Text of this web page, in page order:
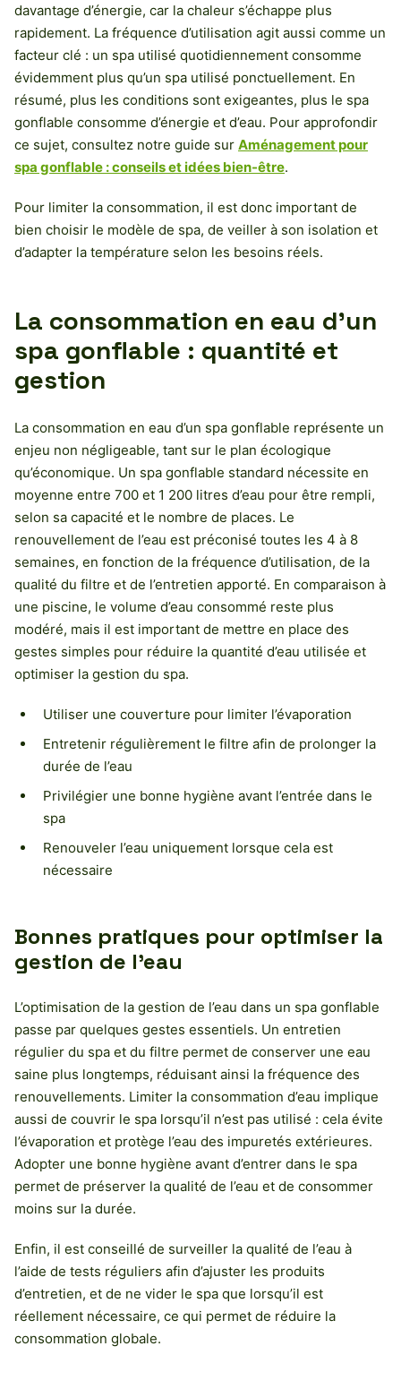
davantage d’énergie, car la chaleur s’échappe plus
rapidement. La fréquence d’utilisation agit aussi comme un
facteur clé : un spa utilisé quotidiennement consomme
évidemment plus qu’un spa utilisé ponctuellement. En
résumé, plus les conditions sont exigeantes, plus le spa
gonflable consomme d’énergie et d’eau. Pour approfondir
ce sujet, consultez notre guide sur Aménagement pour
spa gonflable : conseils et idées bien-être.
Pour limiter la consommation, il est donc important de
bien choisir le modèle de spa, de veiller à son isolation et
d’adapter la température selon les besoins réels.
La consommation en eau d’un
spa gonflable : quantité et
gestion
La consommation en eau d’un spa gonflable représente un
enjeu non négligeable, tant sur le plan écologique
qu’économique. Un spa gonflable standard nécessite en
moyenne entre 700 et 1 200 litres d’eau pour être rempli,
selon sa capacité et le nombre de places. Le
renouvellement de l’eau est préconisé toutes les 4 à 8
semaines, en fonction de la fréquence d’utilisation, de la
qualité du filtre et de l’entretien apporté. En comparaison à
une piscine, le volume d’eau consommé reste plus
modéré, mais il est important de mettre en place des
gestes simples pour réduire la quantité d’eau utilisée et
optimiser la gestion du spa.
Utiliser une couverture pour limiter l’évaporation
Entretenir régulièrement le filtre afin de prolonger la
durée de l’eau
Privilégier une bonne hygiène avant l’entrée dans le
spa
Renouveler l’eau uniquement lorsque cela est
nécessaire
Bonnes pratiques pour optimiser la
gestion de l’eau
L’optimisation de la gestion de l’eau dans un spa gonflable
passe par quelques gestes essentiels. Un entretien
régulier du spa et du filtre permet de conserver une eau
saine plus longtemps, réduisant ainsi la fréquence des
renouvellements. Limiter la consommation d’eau implique
aussi de couvrir le spa lorsqu’il n’est pas utilisé : cela évite
l’évaporation et protège l’eau des impuretés extérieures.
Adopter une bonne hygiène avant d’entrer dans le spa
permet de préserver la qualité de l’eau et de consommer
moins sur la durée.
Enfin, il est conseillé de surveiller la qualité de l’eau à
l’aide de tests réguliers afin d’ajuster les produits
d’entretien, et de ne vider le spa que lorsqu’il est
réellement nécessaire, ce qui permet de réduire la
consommation globale.